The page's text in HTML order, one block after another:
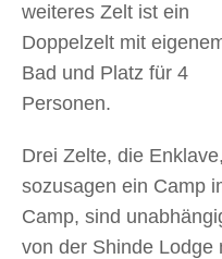
weiteres Zelt ist ein
Doppelzelt mit
Bad und Platz für 4
Personen.
Drei Zelte, die Enklave,
sozusagen ein Camp
Camp, sind
von der Shinde Lodge